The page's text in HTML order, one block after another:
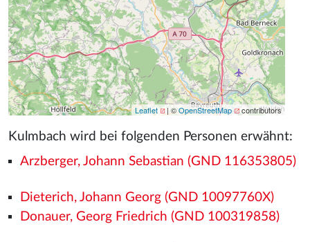
Leaflet | ©OpenStreetMap contributors
Kulmbach wird bei folgenden Personen erwähnt:
Arzberger, Johann Sebastian (GND 116353805)
Dieterich, Johann Georg (GND 10097760X)
Donauer, Georg Friedrich (GND 100319858)